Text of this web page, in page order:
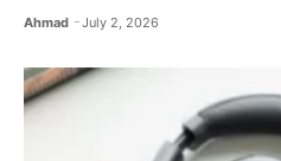
Ahmad July 2, 2026